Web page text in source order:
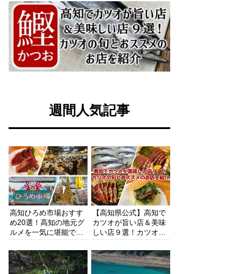
週間人気記事
高知ひろめ市場おすす
め20選！高知の地元グ
ルメを一気に堪能でき
底解剖
【高知県公式】高知で
カツオが旨い店＆美味
しい店９選！カツオの
紹介